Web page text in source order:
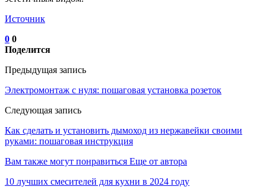
Источник
0 0
Поделится
Предыдущая запись
Электромонтаж с нуля: пошаговая установка розеток
Следующая запись
Как сделать и установить дымоход из нержавейки своими
руками: пошаговая инструкция
Вам также могут понравиться Еще от автора
10 лучших смесителей для кухни в 2024 году